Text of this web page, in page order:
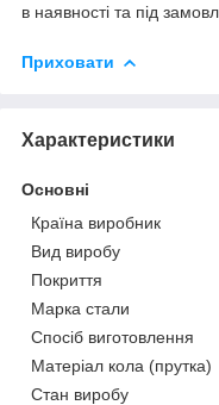
в наявності та під
Приховати
Характеристики
Основні
Країна виробник
Вид виробу
Покриття
Марка стали
Спосіб виготовлення
Матеріал кола (прутка)
Стан виробу